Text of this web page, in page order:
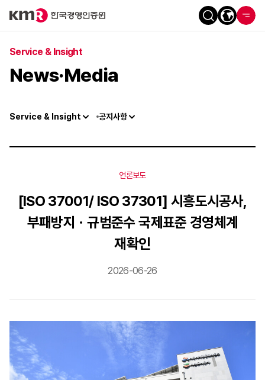
Service & Insight
News·Media
Service & Insight 공지사항
언론보도
[ISO 37001/ ISO 37301] 시흥도시공사,
부패방지ㆍ규범준수 국제표준 경영체계
재확인
2026-06-26